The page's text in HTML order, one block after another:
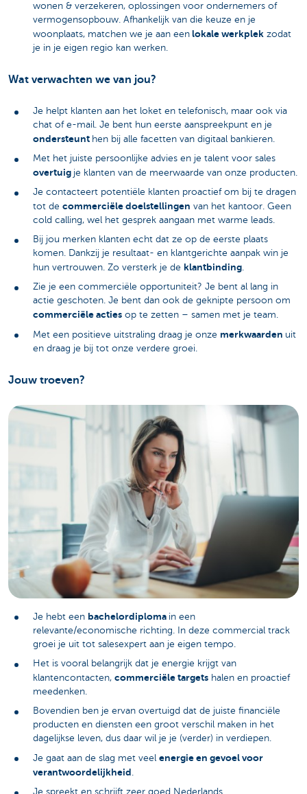
wonen & verzekeren, oplossingen voor ondernemers of
vermogensopbouw. Afhankelijk van die keuze en je
woonplaats, matchen we je aan een lokale werkplek zodat
je in je eigen regio kan werken.
Wat verwachten we van jou?
Je helpt klanten aan het loket en telefonisch, maar ook via
chat of e-mail. Je bent hun eerste aanspreekpunt en je
ondersteunt hen bij alle facetten van digitaal bankieren.
Met het juiste persoonlijke advies en je talent voor sales
overtuig je klanten van de meerwaarde van onze producten.
Je contacteert potentiële klanten proactief om bij te dragen
tot de commerciële doelstellingen van het kantoor. Geen
cold calling, wel het gesprek aangaan met warme leads.
Bij jou merken klanten echt dat ze op de eerste plaats
komen. Dankzij je resultaat- en klantgerichte aanpak win je
hun vertrouwen. Zo versterk je de klantbinding.
Zie je een commerciële opportuniteit? Je bent al lang in
actie geschoten. Je bent dan ook de geknipte persoon om
commerciële acties op te zetten – samen met je team.
Met een positieve uitstraling draag je onze merkwaarden uit
en draag je bij tot onze verdere groei.
Jouw troeven?
Je hebt een bachelordiploma in een
relevante/economische richting. In deze commercial track
groei je uit tot salesexpert aan je eigen tempo.
Het is vooral belangrijk dat je energie krijgt van
klantencontacten, commerciële targets halen en proactief
meedenken.
Bovendien ben je ervan overtuigd dat de juiste financiële
producten en diensten een groot verschil maken in het
dagelijkse leven, dus daar wil je je (verder) in verdiepen.
Je gaat aan de slag met veel energie en gevoel voor
verantwoordelijkheid.
Je spreekt en schrijft zeer goed Nederlands.